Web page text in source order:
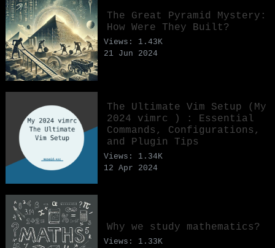
The Great Pyramid Mystery:
How Were They Built?
Views: 1.43K
21 Jun 2024
The Ultimate Vim Setup (My
2024 vimrc ) : Essential
Commands, Configurations,
and Plugin Tips
Views: 1.34K
12 Apr 2024
Why we study mathematics?
Views: 1.33K